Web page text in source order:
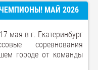
МАЙ 2026
мая в г. Екатеринбург
соревнования
городе от команды